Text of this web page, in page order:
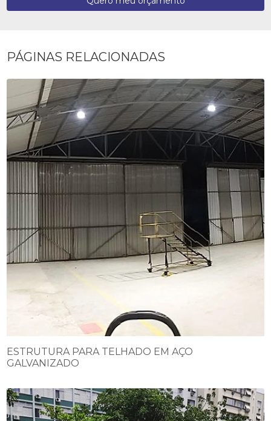
PÁGINAS RELACIONADAS
ESTRUTURA PARA TELHADO EM AÇO
GALVANIZADO